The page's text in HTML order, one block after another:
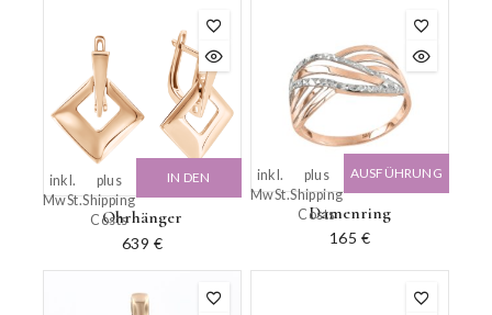
Ohrhänger
639 €
inkl.
MwSt.
plus
Shipping
Costs
IN DEN
Damenring
165 €
inkl.
MwSt.
plus
Shipping
Costs
AUSFÜHRUNG
WÄHLEN